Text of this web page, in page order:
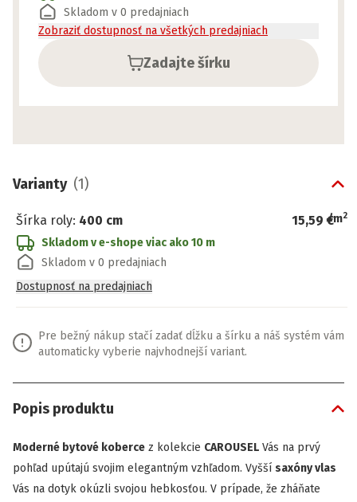
Zadajte šírku
Skladom v 0 predajniach
Zobraziť dostupnosť na všetkých predajniach
Varianty (1)
Šírka roly: 400 cm 15,59 €
/m2
Skladom v e-shopeviac ako 10 m
Skladom v 0 predajniach
Dostupnosť na predajniach
Pre bežný nákup stačí zadať dĺžku a šírku a náš systém vám
automaticky vyberie najvhodnejší variant.
Popis produktu
Moderné bytové koberce z kolekcie CAROUSEL Vás na prvý
pohľad upútajú svojim elegantným vzhľadom. Vyšší saxóny vlas
Vás na dotyk okúzli svojou hebkosťou. V prípade, že zháňate